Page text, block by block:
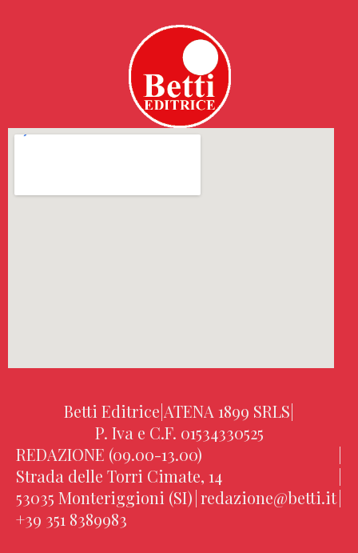
Betti Editrice|ATENA 1899 SRLS|
P. Iva e C.F. 01534330525
REDAZIONE (09.00-13.00)
|
Strada delle Torri Cimate, 14
|
53035 Monteriggioni (SI)|redazione@betti.it|
+39 351 8389983